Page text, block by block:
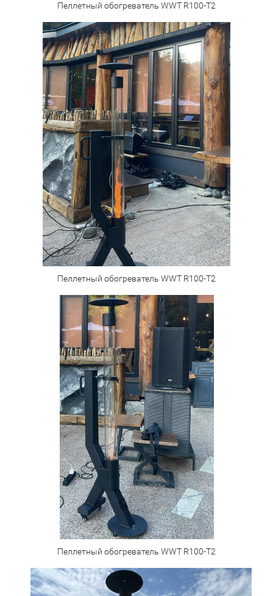
Пеллетный обогреватель WWT R100-T2
Пеллетный обогреватель WWT R100-T2
Пеллетный обогреватель WWT R100-T2